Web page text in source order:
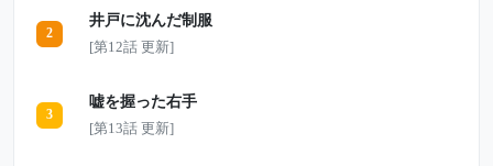
持つ人物。消された通信記録。空き家に残
て、彼女が最後に信じた相手は、何者だっ
たのか――。
2
井戸に沈んだ制服
[第12話 更新]
3
嘘を握った右手
[第13話 更新]